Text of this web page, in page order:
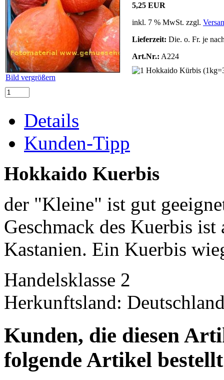
Bild vergrößern
5,25 EUR
inkl. 7 % MwSt. zzgl.
Lieferzeit: Die. o. Fr. je
Art.Nr.: A224
Details
Kunden-Tipp
Hokkaido Kuerbis
der "Kleine" ist gut
Geschmack des Kuerbis
Kastanien. Ein Kuerbis
Handelsklasse 2
Herkunftsland:
Kunden, die diesen
folgende Artikel